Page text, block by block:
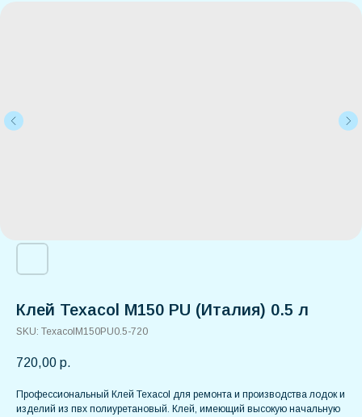
Клей Texacol M150 PU (Италия) 0.5 л
SKU: TexacolM150PU0.5-720
720,00 р.
Профессиональный Клей Texacol для ремонта и производства лодок и
изделий из пвх полиуретановый. Клей, имеющий высокую начальную